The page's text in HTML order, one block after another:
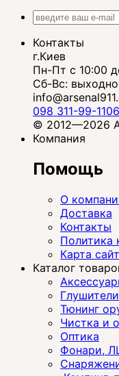
Контакты
г.Киев
Пн-Пт с 10:00
Сб-Вс:
098 311-99-11
© 2012—2026
Компания
Помощь
О
Доставка
Контакты
Политика
Карта
Каталог
Глушители
Тюнинг
Чистка и
Оптика
Фонари,